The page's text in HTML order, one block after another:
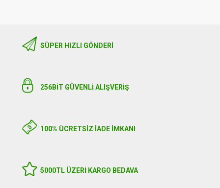
SÜPER HIZLI GÖNDERI
256BIT GÜVENLİ ALIŞVERİŞ
100% ÜCRETSİZ İADE İMKANI
5000TL ÜZERI KARGO BEDAVA